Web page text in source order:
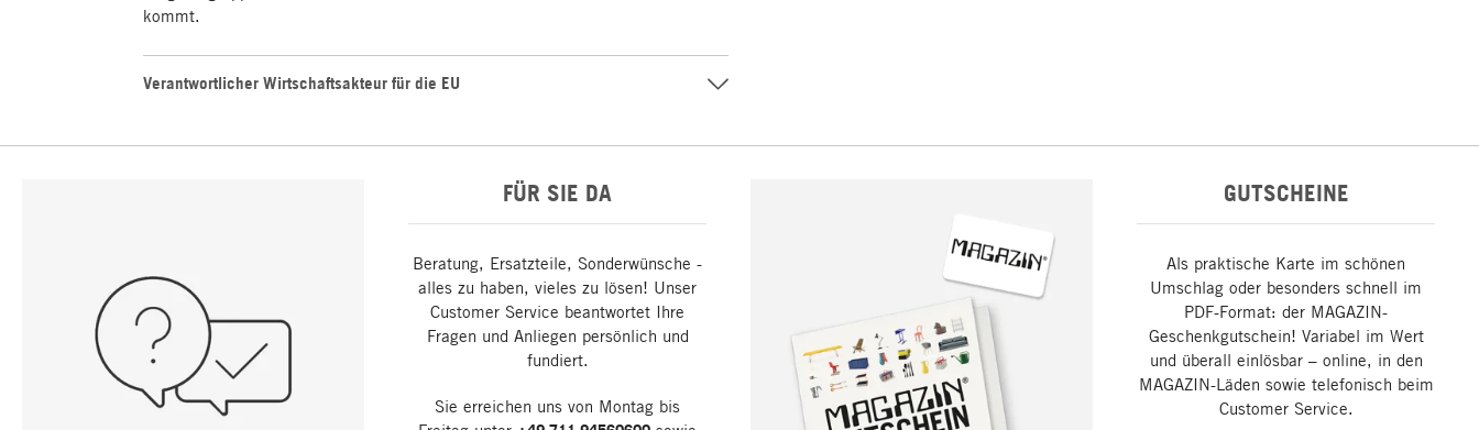
kommt.
Verantwortlicher Wirtschaftsakteur für die EU
FÜR SIE DA
Beratung, Ersatzteile, Sonderwünsche -
alles zu haben, vieles zu lösen! Unser
Customer Service beantwortet Ihre
Fragen und Anliegen persönlich und
fundiert.
Sie erreichen uns von Montag bis
GUTSCHEINE
Als praktische Karte im schönen
Umschlag oder besonders schnell im
PDF-Format: der MAGAZIN-
Geschenkgutschein! Variabel im Wert
und überall einlösbar – online, in den
MAGAZIN-Läden sowie telefonisch beim
Customer Service.